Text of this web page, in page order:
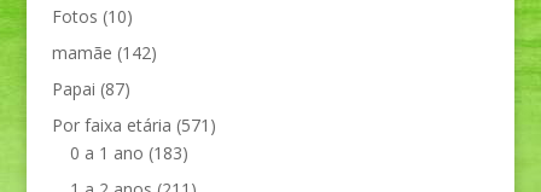
Fotos (10)
mamãe (142)
Papai (87)
Por faixa etária (571)
0 a 1 ano (183)